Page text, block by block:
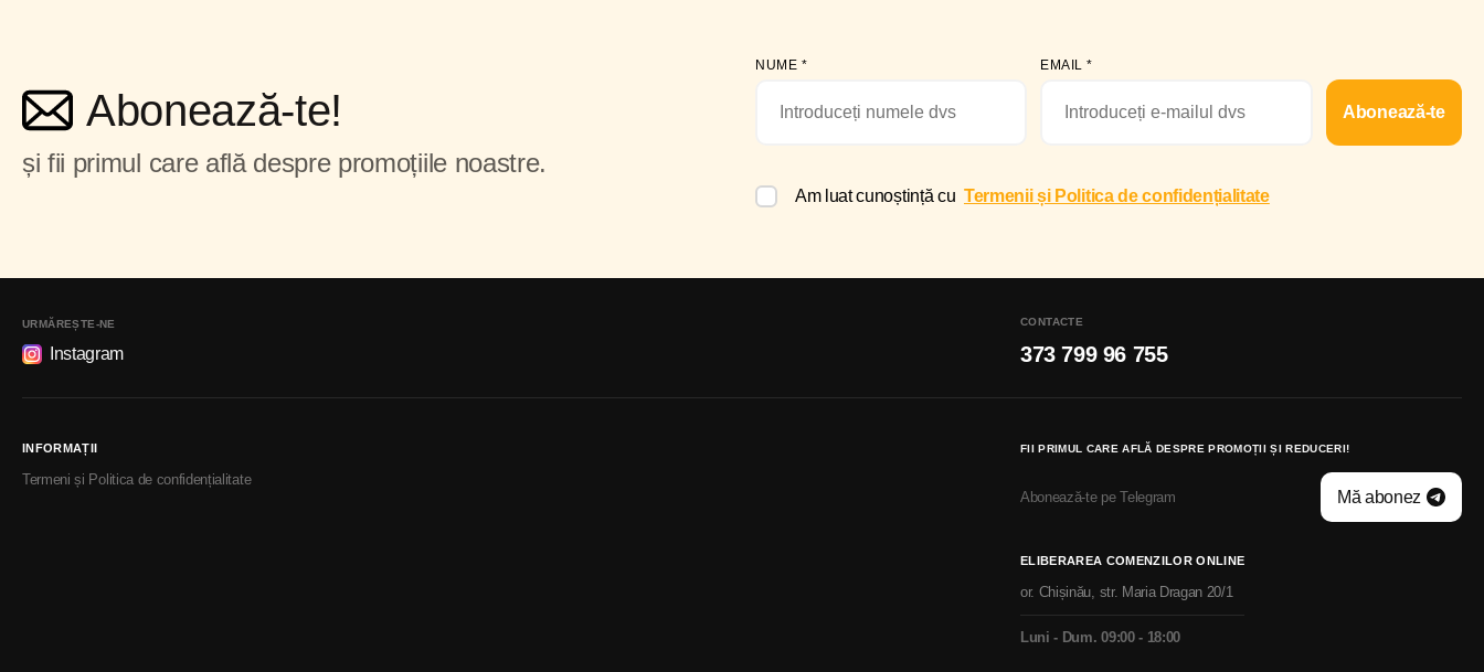
Abonează-te!
și fii primul care află despre promoțiile noastre.
NUME * EMAIL*
Abonează-te
Am luat cunoștință cu Termenii și Politica de confidențialitate
URMĂREȘTE-NE
Instagram
CONTACTE
373 799 96 755
INFORMAȚII
Termeni și Politica de confidențialitate
FII PRIMUL CARE AFLĂ DESPRE PROMOȚII ȘI REDUCERI!
Abonează-te pe Telegram Mă abonez
ELIBERAREA COMENZILOR ONLINE
or. Chișinău, str. Maria Dragan 20/1
Luni - Dum. 09:00 - 18:00